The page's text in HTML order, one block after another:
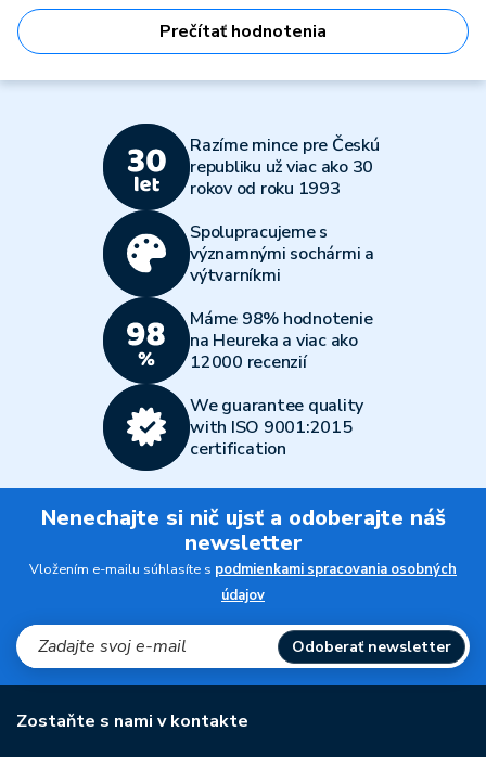
Prečítať hodnotenia
Razíme mince pre Českú
republiku už viac ako 30
rokov od roku 1993
Spolupracujeme s
významnými sochármi a
výtvarníkmi
Máme 98% hodnotenie
na Heureka a viac ako
12000 recenzií
We guarantee quality
with ISO 9001:2015
certification
Nenechajte si nič ujsť a odoberajte náš
newsletter
Vložením e-mailu súhlasíte s podmienkami spracovania osobných
údajov
Odoberať newsletter
Zostaňte s nami v kontakte